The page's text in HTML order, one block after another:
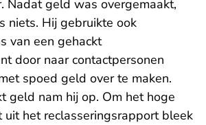
Nadat geld was overgemaakt,
niets. Hij gebruikte ook
van een gehackt
door naar contactpersonen
spoed geld over te maken.
geld nam hij op. Om het hoge
uit het reclasseringsrapport bleek